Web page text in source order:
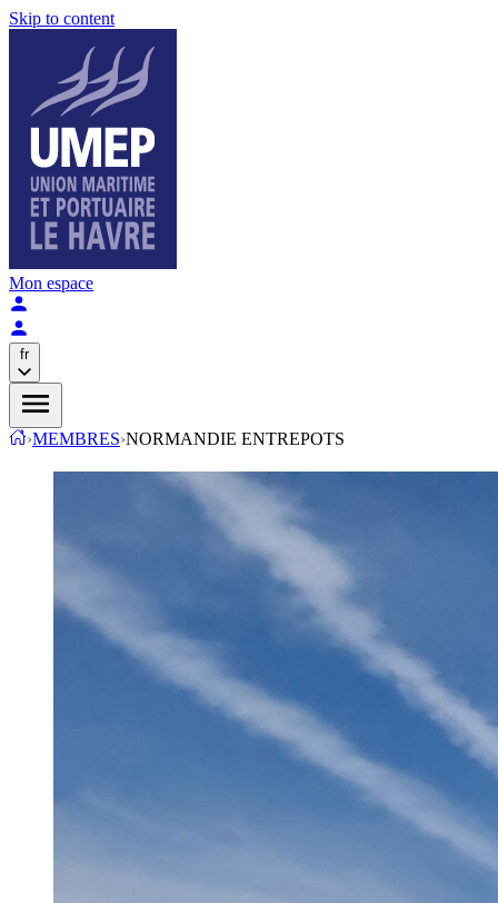
Skip to content
Mon espace
fr
›MEMBRES›NORMANDIE ENTREPOTS